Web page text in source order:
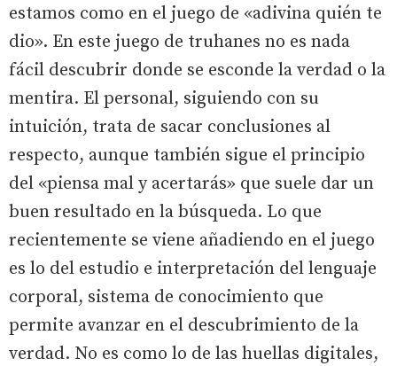
estamos como en el juego de «adivina quién te
dio». En este juego de truhanes no es nada
fácil descubrir donde se esconde la verdad o la
mentira. El personal, siguiendo con su
intuición, trata de sacar conclusiones al
respecto, aunque también sigue el principio
del «piensa mal y acertarás» que suele dar un
buen resultado en la búsqueda. Lo que
recientemente se viene añadiendo en el juego
es lo del estudio e interpretación del lenguaje
corporal, sistema de conocimiento que
permite avanzar en el descubrimiento de la
verdad. No es como lo de las huellas digitales,